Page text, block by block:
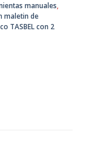
manuales,
maletin de
TASBEL con 2